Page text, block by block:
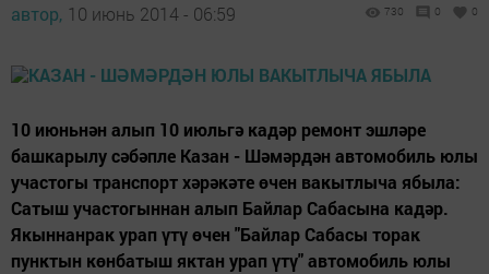
автор, 10 июнь 2014 - 06:59 730 0 0
10 июньнән алып 10 июльгә кадәр ремонт эшләре
башкарылу сәбәпле Казан - Шәмәрдән автомобиль юлы
участогы транспорт хәрәкәте өчен вакытлыча ябыла:
Сатыш участогыннан алып Байлар Сабасына кадәр.
Якыннанрак урап үтү өчен "Байлар Сабасы торак
пунктын көнбатыш яктан урап үтү" автомобиль юлы